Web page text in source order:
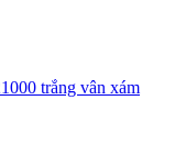
trắng vân xám